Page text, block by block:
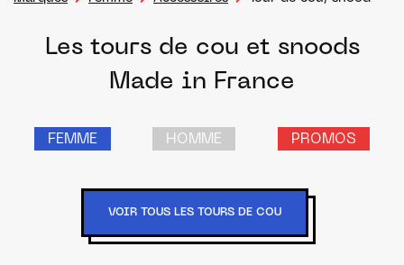
Les tours de cou et snoods
Made in France
FEMME HOMME PROMOS
VOIR TOUS LES TOURS DE COU